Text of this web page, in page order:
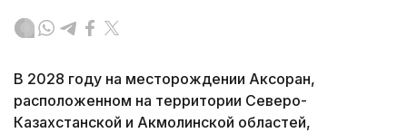
В 2028 году на месторождении Аксоран,
расположенном на территории Северо-
Казахстанской и Акмолинской областей,